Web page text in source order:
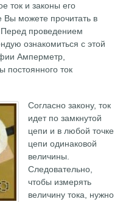
ток и законы его
можете прочитать в
Перед проведением
ознакомиться с этой
Амперметр,
постоянного ток
Согласно закону, ток
идет по замкнутой
цепи и в любой точке
цепи одинаковой
величины.
Следовательно,
чтобы измерять
величину тока, нужно